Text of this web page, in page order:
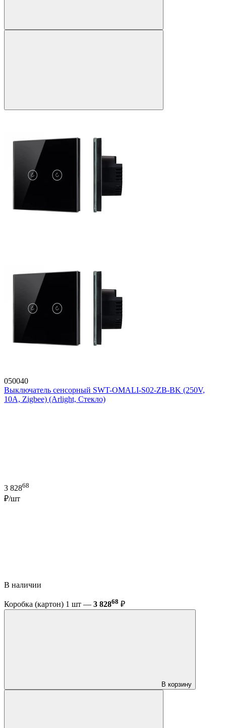
050040
Выключатель сенсорный SWT-OMALI-S02-ZB-BK (250V,
10A, Zigbee) (Arlight, Стекло)
3 82868
₽/шт
В наличии
Коробка (картон) 1 шт — 3 82868 ₽
В корзину